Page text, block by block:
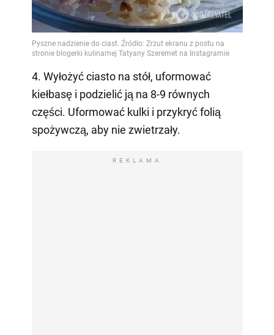
4. Wyłożyć ciasto na stół, uformować
kiełbasę i podzielić ją na 8-9 równych
części. Uformować kulki i przykryć folią
spożywczą, aby nie zwietrzały.
REKLAMA